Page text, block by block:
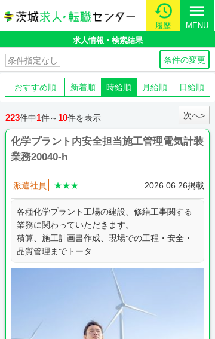
履歴
menu
MENU
求人情報・検索結果
条件の変更
条件指定なし
おすすめ順 新着順 時給順 月給順 日給順
223件中1件～ 10件を表示 次へ>
化学プラント内安全担当施工管理電気計装
業務20040-h
派遣社員 ★★★ 2026.06.26掲載
各種化学プラント工場の建設、修繕工事関する
業務に関わっていただきます。
積算、施工計画書作成、現場での工程・安全・
品質管理までトータ...